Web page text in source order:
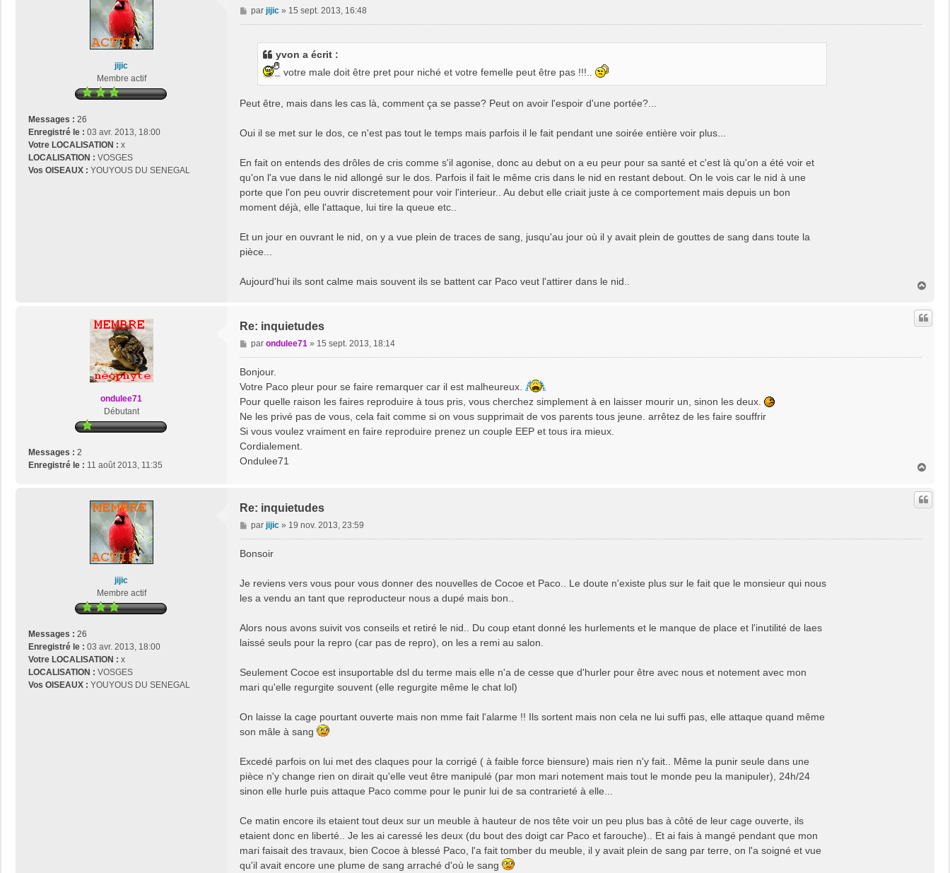
2
jijic
Membre actif
Messages : 26
Enregistré le : 03 avr. 2013, 18:00
Votre LOCALISATION : x
LOCALISATION : VOSGES
Vos OISEAUX : YOUYOUS DU SENEGAL
M
e
par jijic» 15 sept. 2013, 16:48
yvon a écrit :
votre male doit être pret pour niché et votre femelle peut être pas !!!..
Peut être, mais dans les cas là, comment ça se passe? Peut on avoir l'espoir d'une portée?...
Oui il se met sur le dos, ce n'est pas tout le temps mais parfois il le fait pendant une soirée entière voir plus...
En fait on entends des drôles de cris comme s'il agonise, donc au debut on a eu peur pour sa santé et c'est là qu'on a été voir et
qu'on l'a vue dans le nid allongé sur le dos. Parfois il fait le même cris dans le nid en restant debout. On le vois car le nid à une
porte que l'on peu ouvrir discretement pour voir l'interieur.. Au debut elle criait juste à ce comportement mais depuis un bon
moment déjà, elle l'attaque, lui tire la queue etc..
Et un jour en ouvrant le nid, on y a vue plein de traces de sang, jusqu'au jour où il y avait plein de gouttes de sang dans toute la
pièce...
Aujourd'hui ils sont calme mais souvent ils se battent car Paco veut l'attirer dans le nid..
u
ondulee71
Débutant
Messages : 2
Enregistré le : 11 août 2013, 11:35
Re: inquietudes
M
e
a
g
e
par ondulee71 » 15 sept. 2013, 18:14
Bonjour.
Votre Paco pleur pour se faire remarquer car il est malheureux.
Pour quelle raison les faires reproduire à tous pris, vous cherchez simplement à en laisser mourir un, sinon les deux.
Ne les privé pas de vous, cela fait comme si on vous supprimait de vos parents tous jeune. arrêtez de les faire souffrir
Si vous voulez vraiment en faire reproduire prenez un couple EEP et tous ira mieux.
Cordialement.
Ondulee71
u
jijic
Membre actif
Messages : 26
Enregistré le : 03 avr. 2013, 18:00
Votre LOCALISATION : x
LOCALISATION : VOSGES
Vos OISEAUX : YOUYOUS DU SENEGAL
Re: inquietudes
M
e
g
e
par jijic» 19 nov. 2013, 23:59
Bonsoir
Je reviens vers vous pour vous donner des nouvelles de Cocoe et Paco.. Le doute n'existe plus sur le fait que le monsieur qui nous
les a vendu an tant que reproducteur nous a dupé mais bon..
Alors nous avons suivit vos conseils et retiré le nid.. Du coup etant donné les hurlements et le manque de place et l'inutilité de laes
laissé seuls pour la repro (car pas de repro), on les a remi au salon.
Seulement Cocoe est insuportable dsl du terme mais elle n'a de cesse que d'hurler pour être avec nous et notement avec mon
mari qu'elle regurgite souvent (elle regurgite même le chat lol)
On laisse la cage pourtant ouverte mais non mme fait l'alarme !! Ils sortent mais non cela ne lui suffi pas, elle attaque quand même
son mâle à sang
Excedé parfois on lui met des claques pour la corrigé ( à faible force biensure) mais rien n'y fait.. Même la punir seule dans une
pièce n'y change rien on dirait qu'elle veut être manipulé (par mon mari notement mais tout le monde peu la manipuler), 24h/24
sinon elle hurle puis attaque Paco comme pour le punir lui de sa contrarieté à elle...
Ce matin encore ils etaient tout deux sur un meuble à hauteur de nos tête voir un peu plus bas à côté de leur cage ouverte, ils
etaient donc en liberté.. Je les ai caressé les deux (du bout des doigt car Paco et farouche).. Et ai fais à mangé pendant que mon
mari faisait des travaux, bien Cocoe à blessé Paco, l'a fait tomber du meuble, il y avait plein de sang par terre, on l'a soigné et vue
qu'il avait encore une plume de sang arraché d'où le sang